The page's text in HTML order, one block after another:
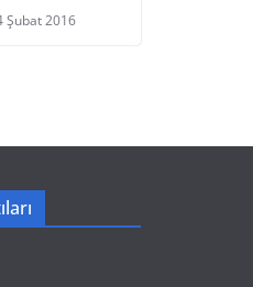
Şubat 2016